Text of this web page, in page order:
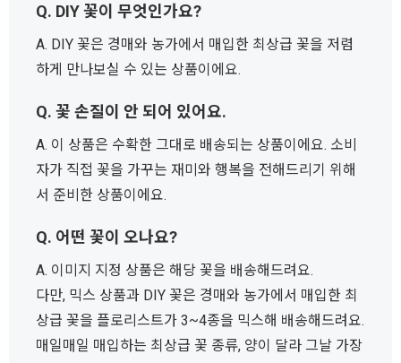
Q. DIY 꽃이 무엇인가요?
A. DIY 꽃은 경매와 농가에서 매입한 최상급 꽃을 저렴
하게 만나보실 수 있는 상품이에요.
Q. 꽃 손질이 안 되어 있어요.
A. 이 상품은 수확한 그대로 배송되는 상품이에요. 소비
자가 직접 꽃을 가꾸는 재미와 행복을 전해드리기 위해
서 준비한 상품이에요.
Q. 어떤 꽃이 오나요?
A. 이미지 지정 상품은 해당 꽃을 배송해드려요.
다만, 믹스 상품과 DIY 꽃은 경매와 농가에서 매입한 최
상급 꽃을 플로리스트가 3~4종을 믹스해 배송해드려요.
매일매일 매입하는 최상급 꽃 종류, 양이 달라 그날 가장